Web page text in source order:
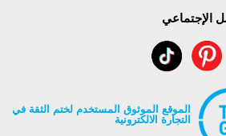
الإجتماعي
الموقع الموثوق المستخدم لختم الثقة في
التجارة الالكترونية